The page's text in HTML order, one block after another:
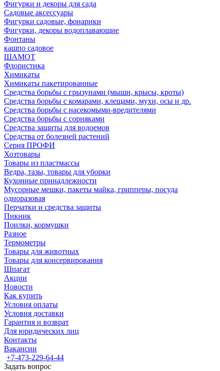
Фигурки и декоры для сада
Садовые аксессуары
Фигурки садовые, фонарики
Фигурки, декоры водоплавающие
Фонтаны
кашпо садовое
ШАМОТ
Флористика
Химикаты
Химикаты пакетированные
Средства борьбы с грызунами (мыши, крысы, кроты)
Средства борьбы с комарами, клещами, мухи, осы и др.
Средства борьбы с насекомыми-вредителями
Средства борьбы с сорняками
Средства защиты для водоемов
Средства от болезней растений
Серия ПРОФИ
Хозтовары
Товары из пластмассы
Ведра, тазы, товары для уборки
Кухонные принадлежности
Мусорные мешки, пакеты майка, грипперы, посуда
одноразовая
Перчатки и средства защиты
Пикник
Поилки, кормушки
Разное
Термометры
Товары для животных
Товары для консервирования
Шпагат
Акции
Новости
Как купить
Условия оплаты
Условия доставки
Гарантия и возврат
Для юридических лиц
Контакты
Вакансии
+7-473-229-64-44
Задать вопрос